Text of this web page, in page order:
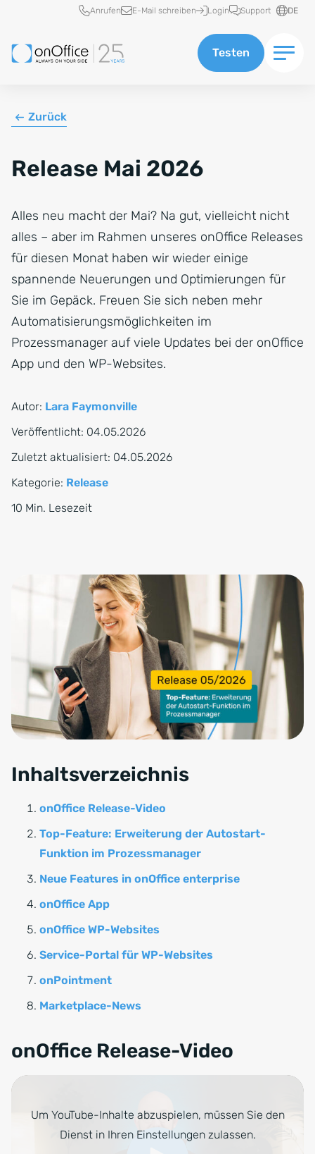
Schnellzugriff
Anrufen E-Mail schreiben Login Support DE
Testen
Zurück
Release Mai 2026
Alles neu macht der Mai? Na gut, vielleicht nicht
alles – aber im Rahmen unseres onOffice Releases
für diesen Monat haben wir wieder einige
spannende Neuerungen und Optimierungen für
Sie im Gepäck. Freuen Sie sich neben mehr
Automatisierungsmöglichkeiten im
Prozessmanager auf viele Updates bei der onOffice
App und den WP-Websites.
Autor: Lara Faymonville
Veröffentlicht: 04.05.2026
Zuletzt aktualisiert: 04.05.2026
Kategorie: Release
10 Min. Lesezeit
Inhaltsverzeichnis
onOffice Release-Video
Top-Feature: Erweiterung der Autostart-
Funktion im Prozessmanager
Neue Features in onOffice enterprise
onOffice App
onOffice WP-Websites
Service-Portal für WP-Websites
onPointment
Marketplace-News
onOffice Release-Video
Um YouTube-Inhalte abzuspielen, müssen Sie den
Dienst in Ihren Einstellungen zulassen.